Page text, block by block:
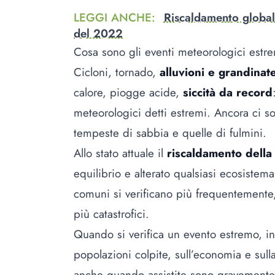
LEGGI ANCHE: Riscaldamento
del 2022
Cosa sono gli eventi meteorologici
Cicloni, tornado, alluvioni e
calore, piogge acide, siccità da record
meteorologici detti estremi. Ancora ci
tempeste di sabbia e quelle di fulmini.
Allo stato attuale il riscaldamento
equilibrio e alterato qualsiasi
comuni si verificano più
più catastrofici.
Quando si verifica un evento estremo,
popolazioni colpite, sull’economia e